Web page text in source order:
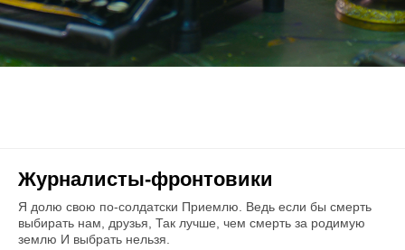
Журналисты-фронтовики
Я долю свою по-солдатски Приемлю. Ведь если бы смерть
выбирать нам, друзья, Так лучше, чем смерть за родимую
землю И выбрать нельзя.